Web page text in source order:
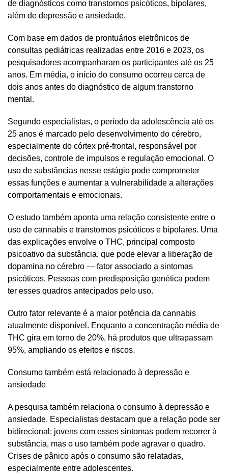
de diagnósticos como transtornos psicóticos, bipolares,
além de depressão e ansiedade.
Com base em dados de prontuários eletrônicos de
consultas pediátricas realizadas entre 2016 e 2023, os
pesquisadores acompanharam os participantes até os 25
anos. Em média, o início do consumo ocorreu cerca de
dois anos antes do diagnóstico de algum transtorno
mental.
Segundo especialistas, o período da adolescência até os
25 anos é marcado pelo desenvolvimento do cérebro,
especialmente do córtex pré-frontal, responsável por
decisões, controle de impulsos e regulação emocional. O
uso de substâncias nesse estágio pode comprometer
essas funções e aumentar a vulnerabilidade a alterações
comportamentais e emocionais.
O estudo também aponta uma relação consistente entre o
uso de cannabis e transtornos psicóticos e bipolares. Uma
das explicações envolve o THC, principal composto
psicoativo da substância, que pode elevar a liberação de
dopamina no cérebro — fator associado a sintomas
psicóticos. Pessoas com predisposição genética podem
ter esses quadros antecipados pelo uso.
Outro fator relevante é a maior potência da cannabis
atualmente disponível. Enquanto a concentração média de
THC gira em torno de 20%, há produtos que ultrapassam
95%, ampliando os efeitos e riscos.
Consumo também está relacionado à depressão e
ansiedade
A pesquisa também relaciona o consumo à depressão e
ansiedade. Especialistas destacam que a relação pode ser
bidirecional: jovens com esses sintomas podem recorrer à
substância, mas o uso também pode agravar o quadro.
Crises de pânico após o consumo são relatadas,
especialmente entre adolescentes.